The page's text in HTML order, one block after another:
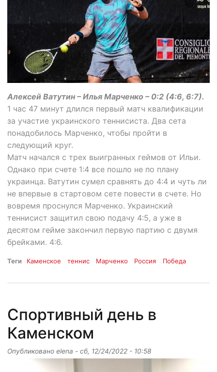
Алексей Ватутин – Илья Марченко – 0:2 (4:6, 6:7).
1 час 47 минут длился первый матч квалификации
за участие украинского теннисиста. Два сета
понадобилось Марченко, чтобы пройти в
следующий круг.
Матч начался с трех выигранных геймов от Ильи.
Однако при счете 1:4 все пошло не по плану
украинца. Ватутин сумел сравнять до 4:4 и чуть ли
не впервые в стартовом сете повести в счете. Но
вовремя проснулся Марченко. Украинский
теннисист защитил свою подачу 4:5, а уже в
десятом гейме закончил первую партию с двумя
брейками. 4:6.
Теги Каменское теннис Марченко Россия Победа
Спортивный день в
Каменском
Опубликовано elena - сб, 12/24/2022 - 10:58